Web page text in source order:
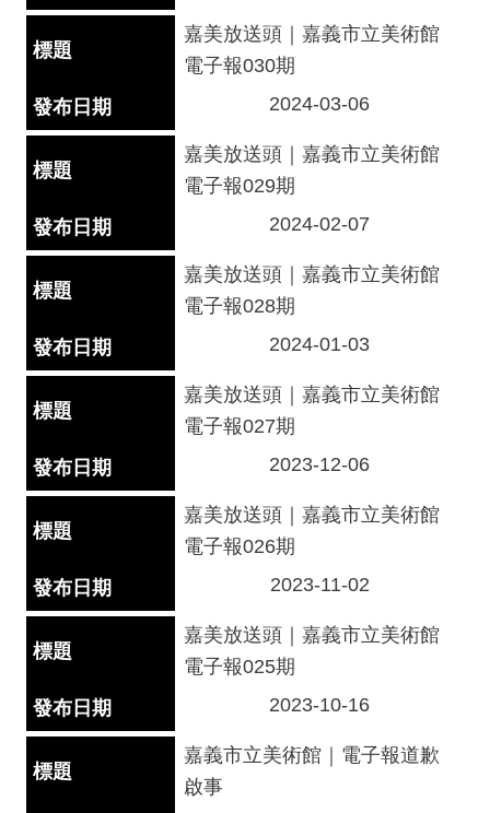
展
活
及
廣
藏
出
版
服
專
區
日
09:00
17:00
首
嘉美放送頭｜嘉義市立美術館
電子報030期
2024-03-06
嘉美放送頭｜嘉義市立美術館
電子報029期
2024-02-07
嘉美放送頭｜嘉義市立美術館
電子報028期
2024-01-03
嘉美放送頭｜嘉義市立美術館
電子報027期
2023-12-06
嘉美放送頭｜嘉義市立美術館
電子報026期
2023-11-02
嘉美放送頭｜嘉義市立美術館
電子報025期
2023-10-16
嘉義市立美術館｜電子報道歉
啟事